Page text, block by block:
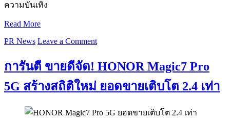
ความบันเทิง
Read More
PR News Leave a Comment
การันตี ขายดีจัด! HONOR Magic7 Pro
5G สร้างสถิติใหม่ ยอดขายเติบโต 2.4 เท่า